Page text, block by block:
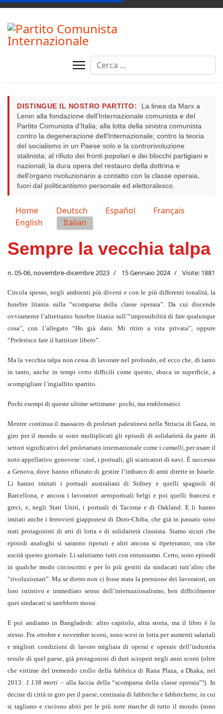
Cerca
DISTINGUE IL NOSTRO PARTITO:
La linea da Marx a
Lenin alla fondazione dell’Internazionale comunista e del
Partito Comunista d’Italia; alla lotta della sinistra comunista
contro la degenerazione dell’Internazionale; contro la teoria
del socialismo in un Paese solo e la controrivoluzione
stalinista; al rifiuto dei fronti popolari e dei blocchi partigiani e
nazionali; la dura opera del restauro della dottrina e
dell’organo rivoluzionario a contatto con la classe operaia,
fuori dal politicantismo personale ed elettoralesco.
Seleziona la tua lingua
Home Deutsch Español
Français
English
Italian
Sempre la vecchia talpa
n. 05-06, novembre-dicembre 2023 15 Gennaio 2024 Visite: 1881
Circola spesso, negli ambienti più diversi e con le più differenti tonalità, la
funebre litania sulla “scomparsa della classe operaia”. Da cui discende
ovviamente l’altrettanto funebre litania sull’“impossibilità di fare qualunque
cosa”, con l’allegato “Ho già dato. Mi ritiro a vita privata”, oppure
“Preferisco fare il battitore libero”.
Ma la vecchia talpa non cessa di lavorare nel profondo, ed ecco che, di tanto
in tanto, anche in tempi certo difficili come questo, sbuca in superficie, a
scompigliare l’ingiallito spartito.
Pochi esempi di queste ultime settimane: pochi, ma emblematici.
Mentre continua il massacro di proletari palestinesi nella Striscia di Gaza, in
giro per il mondo si sono moltiplicati gli episodi di solidarietà da parte di
settori significativi del proletariato internazionale come i camalli, per usare il
noto appellativo genovese: cioè, i portuali, gli scaricatori di navi. È successo
a Genova, dove hanno rifiutato di gestire l’imbarco di armi dirette in Israele.
Li hanno imitati i portuali australiani di Sidney e quelli spagnoli di
Barcellona, e ancora i lavoratori aeroportuali belgi e poi quelli francesi e
greci, e, negli Stati Uniti, i portuali di Tacoma e di Oakland. E li hanno
imitati anche i ferrovieri giapponesi di Doro-Chiba, che già in passato sono
stati protagonisti di atti di lotta e di solidarietà classista. Siamo sicuri che
episodi analoghi si saranno ripetuti e altri ancora si ripeteranno, ora che
uscirà questo giornale. Li salutiamo tutti con entusiasmo. Certo, sono episodi
in qualche modo circoscritti e per lo più gestiti da sindacati tutt’altro che
“rivoluzionari”. Ma se dietro non ci fosse stata la pressione dei lavoratori, un
loro istintivo e immediato senso dell’internazionalismo, ben difficilmente
quei sindacati si sarebbero mossi.
E poi andiamo in Bangladesh: altro capitolo, altra storia, ma il libro è lo
stesso. Fra ottobre e novembre scorsi, sono scesi in lotta per aumenti salariali
e migliori condizioni di lavoro migliaia di operai e operaie dell’industria
tessile di quel paese, già protagonisti di duri scioperi negli anni scorsi (oltre
che vittime del tremendo crollo della fabbrica di Rana Plaza, a Dhaka, nel
2013: 1.138 morti – alla faccia della “scomparsa della classe operaia”!). In
decine di città in giro per il paese, centinaia di fabbriche e fabbrichette, in cui
si tagliano e cuciono abiti per le più note marche di tutto il mondo (sono